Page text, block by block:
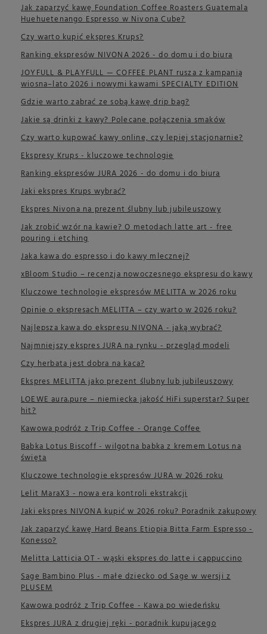
Jak zaparzyć kawę Foundation Coffee Roasters Guatemala
Huehuetenango Espresso w Nivona Cube?
Czy warto kupić ekspres Krups?
Ranking ekspresów NIVONA 2026 - do domu i do biura
JOYFULL & PLAYFULL — COFFEE PLANT rusza z kampanią
wiosna–lato 2026 i nowymi kawami SPECIALTY EDITION
Gdzie warto zabrać ze sobą kawę drip bag?
Jakie są drinki z kawy? Polecane połączenia smaków
Czy warto kupować kawy online, czy lepiej stacjonarnie?
Ekspresy Krups - kluczowe technologie
Ranking ekspresów JURA 2026 - do domu i do biura
Jaki ekspres Krups wybrać?
Ekspres Nivona na prezent ślubny lub jubileuszowy
Jak zrobić wzór na kawie? O metodach latte art - free
pouring i etching
Jaka kawa do espresso i do kawy mlecznej?
xBloom Studio – recenzja nowoczesnego ekspresu do kawy
Kluczowe technologie ekspresów MELITTA w 2026 roku
Opinie o ekspresach MELITTA – czy warto w 2026 roku?
Najlepsza kawa do ekspresu NIVONA - jaką wybrać?
Najmniejszy ekspres JURA na rynku - przegląd modeli
Czy herbata jest dobra na kaca?
Ekspres MELITTA jako prezent ślubny lub jubileuszowy
LOEWE aura.pure – niemiecka jakość HiFi superstar? Super
hit?
Kawowa podróż z Trip Coffee - Orange Coffee
Babka Lotus Biscoff - wilgotna babka z kremem Lotus na
święta
Kluczowe technologie ekspresów JURA w 2026 roku
Lelit MaraX3 - nowa era kontroli ekstrakcji
Jaki ekspres NIVONA kupić w 2026 roku? Poradnik zakupowy
Jak zaparzyć kawę Hard Beans Etiopia Bitta Farm Espresso -
Konesso?
Melitta Latticia OT - wąski ekspres do latte i cappuccino
Sage Bambino Plus - małe dziecko od Sage w wersji z
PLUSEM
Kawowa podróż z Trip Coffee - Kawa po wiedeńsku
Ekspres JURA z drugiej ręki - poradnik kupującego